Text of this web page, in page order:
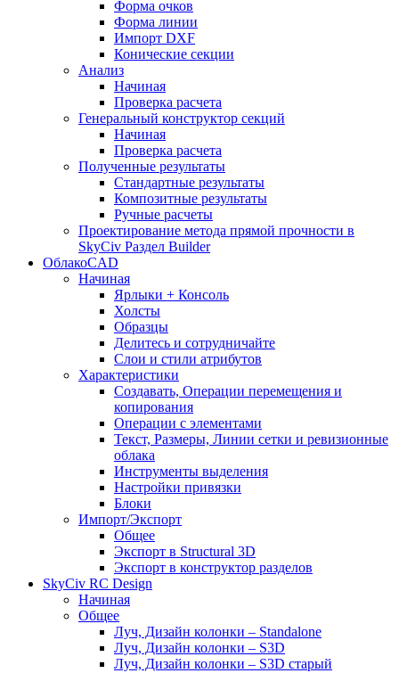
Форма очков
Форма линии
Импорт DXF
Конические секции
Анализ
Начиная
Проверка расчета
Генеральный конструктор секций
Начиная
Проверка расчета
Полученные результаты
Стандартные результаты
Композитные результаты
Ручные расчеты
Проектирование метода прямой прочности в
SkyCiv Раздел Builder
ОблакоCAD
Начиная
Ярлыки + Консоль
Холсты
Образцы
Делитесь и сотрудничайте
Слои и стили атрибутов
Характеристики
Создавать, Операции перемещения и
копирования
Операции с элементами
Текст, Размеры, Линии сетки и ревизионные
облака
Инструменты выделения
Настройки привязки
Блоки
Импорт/Экспорт
Общее
Экспорт в Structural 3D
Экспорт в конструктор разделов
SkyCiv RC Design
Начиная
Общее
Луч, Дизайн колонки – Standalone
Луч, Дизайн колонки – S3D
Луч, Дизайн колонки – S3D старый